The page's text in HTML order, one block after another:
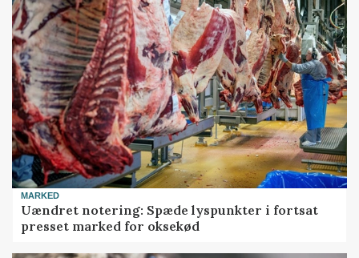
MARKED
Uændret notering: Spæde lyspunkter i fortsat
presset marked for oksekød